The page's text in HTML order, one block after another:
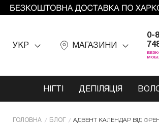
УКР МАГАЗИНИ
0-
НІГТІ ДЕПІЛЯЦІЯ
ГОЛОВНА БЛОГ АДВЕНТ КАЛЕНДАР ВІД